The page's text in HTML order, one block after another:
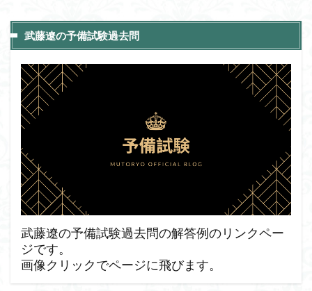
武藤遼の予備試験過去問
武藤遼の予備試験過去問の解答例のリンクペー
ジです。
画像クリックでページに飛びます。